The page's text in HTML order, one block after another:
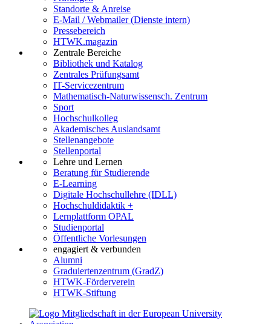
Standorte & Anreise
E-Mail / Webmailer (Dienste intern)
Pressebereich
HTWK.magazin
Zentrale Bereiche
Bibliothek und Katalog
Zentrales Prüfungsamt
IT-Servicezentrum
Mathematisch-Naturwissensch. Zentrum
Sport
Hochschulkolleg
Akademisches Auslandsamt
Stellenangebote
Stellenportal
Lehre und Lernen
Beratung für Studierende
E-Learning
Digitale Hochschullehre (IDLL)
Hochschuldidaktik +
Lernplattform OPAL
Studienportal
Öffentliche Vorlesungen
engagiert & verbunden
Alumni
Graduiertenzentrum (GradZ)
HTWK-Förderverein
HTWK-Stiftung